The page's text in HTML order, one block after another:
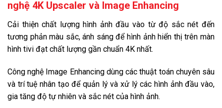
VieON
VTVcab ON
YouTube
Zing TV
Điều khiển bằng giọng nói:
nghệ 4K Upscaler và Image Enhancing
Cải thiện chất lượng hình ảnh đầu vào từ độ sắc nét đến
tương phản màu sắc, ánh sáng để hình ảnh hiển thị trên màn
hình tivi đạt chất lượng gần chuẩn 4K nhất.
Công nghệ Image Enhancing dùng các thuật toán chuyên sâu
và trí tuệ nhân tạo để quản lý và xử lý các hình ảnh đầu vào,
gia tăng độ tự nhiên và sắc nét của hình ảnh.